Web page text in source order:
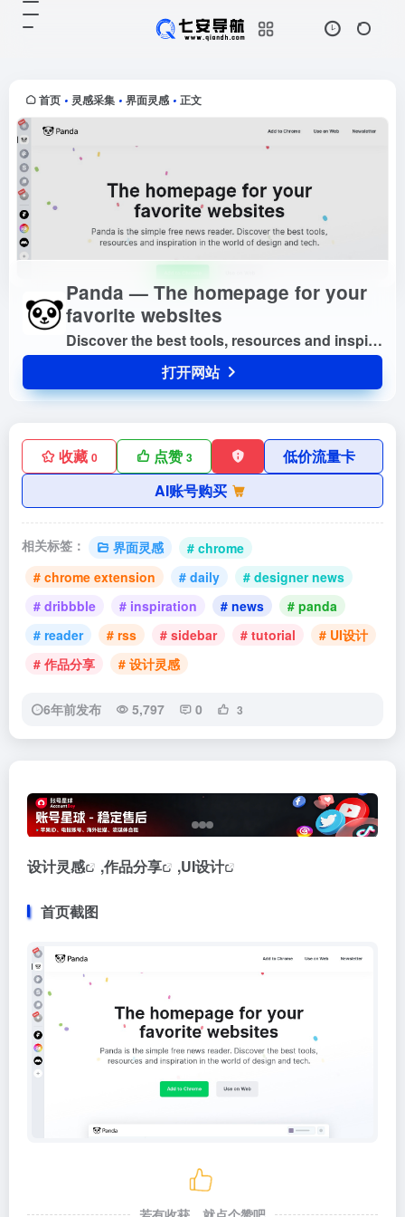
首页 • 灵感采集 • 界面灵感 • 正文
Panda — The homepage for your
favorite websites
Discover the best tools, resources and inspiration in the world of design and tech.
打开网站
收藏 0 点赞3
低价流量卡
AI账号购买
相关标签： 界面灵感
# chrome
# chrome extension
# daily
# designer news
# dribbble
# inspiration # news
# panda
# reader
# rss # sidebar # tutorial
# UI设计
# 作品分享
# 设计灵感
6年前发布 5,797 0 3
world of design and te...
设计灵感 ,作品分享 ,UI设计
首页截图